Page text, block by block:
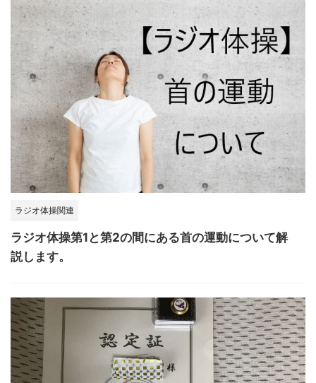
ラジオ体操関連
ラジオ体操第1と第2の間にある首の運動について解
説します。